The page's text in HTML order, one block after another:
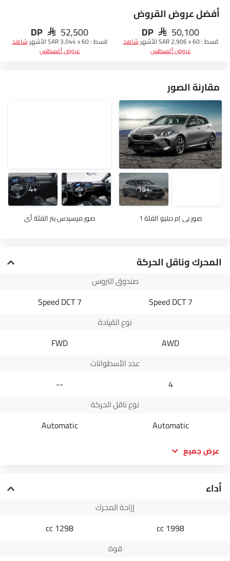
أفضل عروض القروض
DP SAR 50,100
قسط :SAR 2,906 x 60 الأشهر شاهد
عروض أغسطس
DP SAR 52,500
قسط :SAR 3,044 x 60 الأشهر شاهد
عروض أغسطس
مقارنة الصور
+15
صور بي إم دبليو الفئة 1
+4
صور مرسيدس بنز الفئة أي
المحرك وناقل الحركة
صندوق التروس
7 Speed DCT
7 Speed DCT
نوع القيادة
AWD
FWD
عدد الأسطوانات
4
--
نوع ناقل الحركة
Automatic
Automatic
عرض جميع
أداء
إزاحة المحرك
1998 cc
1298 cc
قوة